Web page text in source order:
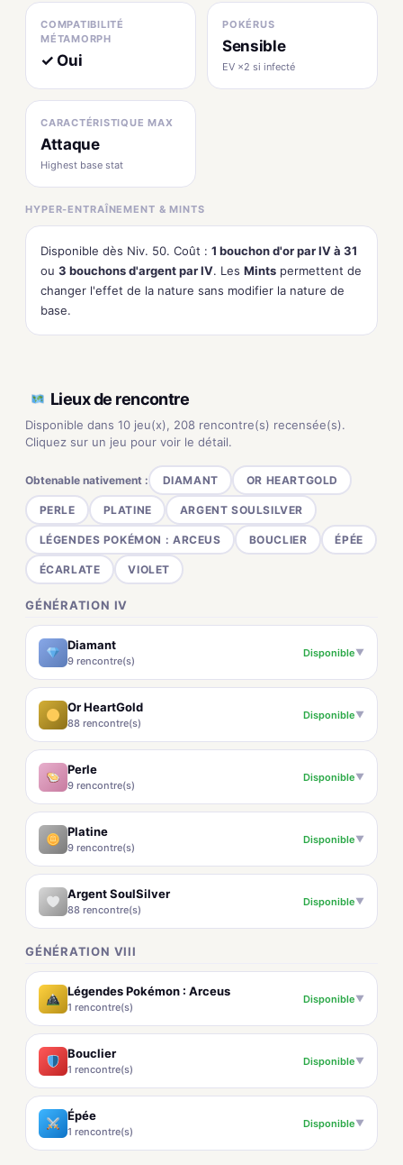
COMPATIBILITÉ
MÉTAMORPH
✓ Oui
POKÉRUS
Sensible
EV ×2 si infecté
CARACTÉRISTIQUE MAX
Attaque
Highest base stat
HYPER-ENTRAÎNEMENT & MINTS
Disponible dès Niv. 50. Coût : 1 bouchon d'or par IV à 31
ou 3 bouchons d'argent par IV. Les Mints permettent de
changer l'effet de la nature sans modifier la nature de
base.
Lieux de rencontre
Disponible dans 10 jeu(x), 208 rencontre(s) recensée(s).
Cliquez sur un jeu pour voir le détail.
Obtenable nativement : DIAMANT OR HEARTGOLD
PERLE PLATINE ARGENT SOULSILVER
LÉGENDES POKÉMON : ARCEUS BOUCLIER ÉPÉE
ÉCARLATE VIOLET
GÉNÉRATION IV
Diamant
9 rencontre(s)
Disponible▼
Or HeartGold
88 rencontre(s)
Disponible▼
Perle
9 rencontre(s)
Disponible▼
Platine
9 rencontre(s)
Disponible▼
Argent SoulSilver
88 rencontre(s)
Disponible▼
GÉNÉRATION VIII
Légendes Pokémon : Arceus
1 rencontre(s)
Disponible▼
Bouclier
1 rencontre(s)
Disponible▼
Épée
1 rencontre(s)
Disponible▼